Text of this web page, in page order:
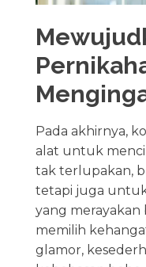
Pada akhirnya,
alat untuk
tak terlupakan,
tetapi juga
yang merayakan
memilih
glamor,